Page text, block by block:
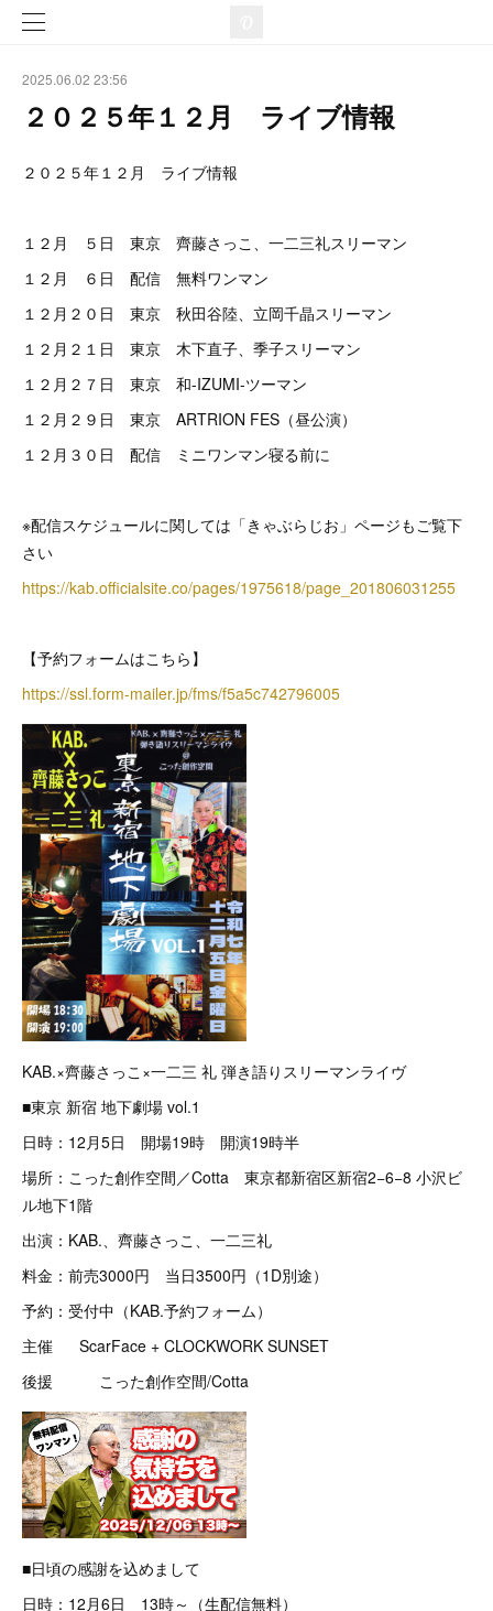
2025.06.02 23:56
２０２５年１２月 ライブ情報
２０２５年１２月 ライブ情報
１２月 ５日 東京 齊藤さっこ、一二三礼スリーマン
１２月 ６日 配信 無料ワンマン
１２月２０日 東京 秋田谷陸、立岡千晶スリーマン
１２月２１日 東京 木下直子、季子スリーマン
１２月２７日 東京 和-IZUMI-ツーマン
１２月２９日 東京 ARTRION FES（昼公演）
１２月３０日 配信 ミニワンマン寝る前に
※配信スケジュールに関しては「きゃぶらじお」ページもご覧下
さい
https://kab.officialsite.co/pages/1975618/page_201806031255
【予約フォームはこちら】
https://ssl.form-mailer.jp/fms/f5a5c742796005
KAB.×齊藤さっこ×一二三 礼 弾き語りスリーマンライヴ
■東京 新宿 地下劇場 vol.1
日時：12月5日 開場19時 開演19時半
場所：こった創作空間／Cotta 東京都新宿区新宿2−6−8 小沢ビ
ル地下1階
出演：KAB.、齊藤さっこ、一二三礼
料金：前売3000円 当日3500円（1D別途）
予約：受付中（KAB.予約フォーム）
主催 ScarFace + CLOCKWORK SUNSET
後援 こった創作空間/Cotta
■日頃の感謝を込めまして
日時：12月6日 13時～（生配信無料）